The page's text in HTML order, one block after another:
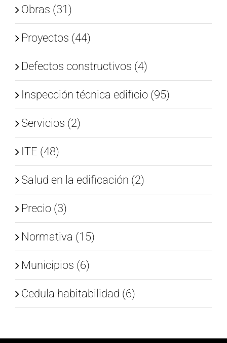
Obras (31)
Proyectos (44)
Defectos constructivos (4)
Inspección técnica edificio (95)
Servicios (2)
ITE (48)
Salud en la edificación (2)
Precio (3)
Normativa (15)
Municipios (6)
Cedula habitabilidad (6)